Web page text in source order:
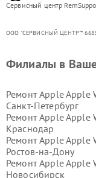
Сервисный центр
ООО "СЕРВИСНЫЙ ЦЕНТР"*
Филиалы в
Ремонт Apple Apple
Санкт-Петербург
Ремонт Apple Apple
Краснодар
Ремонт Apple Apple
Ростов-на-Дону
Ремонт Apple Apple
Новосибирск